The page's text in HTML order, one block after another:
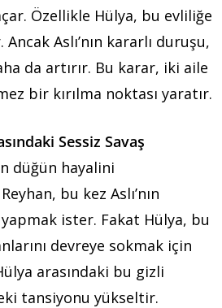
Özellikle Hülya, bu evliliğe
Aslı’nın kararlı duruşu,
da artırır. Bu karar, iki aile
bir kırılma noktası yaratır.
Sessiz Savaş
düğün hayalini
bu kez Aslı’nın
ister. Fakat Hülya, bu
devreye sokmak için
arasındaki bu gizli
tansiyonu yükseltir.